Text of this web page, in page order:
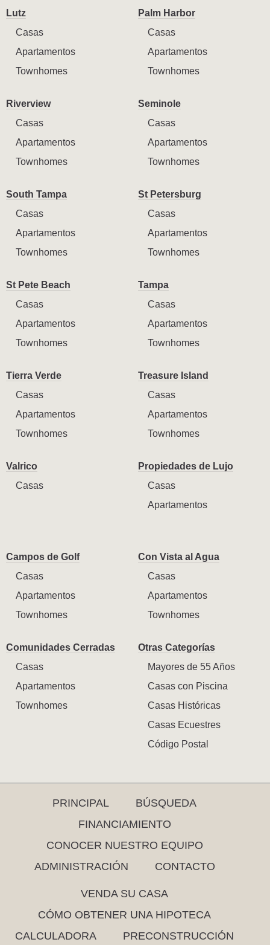
Lutz
Casas
Apartamentos
Townhomes
Palm Harbor
Casas
Apartamentos
Townhomes
Riverview
Casas
Apartamentos
Townhomes
Seminole
Casas
Apartamentos
Townhomes
South Tampa
Casas
Apartamentos
Townhomes
St Petersburg
Casas
Apartamentos
Townhomes
St Pete Beach
Casas
Apartamentos
Townhomes
Tampa
Casas
Apartamentos
Townhomes
Tierra Verde
Casas
Apartamentos
Townhomes
Treasure Island
Casas
Apartamentos
Townhomes
Valrico
Casas
Propiedades de Lujo
Casas
Apartamentos
Campos de Golf
Casas
Apartamentos
Townhomes
Con Vista al Agua
Casas
Apartamentos
Townhomes
Comunidades Cerradas
Casas
Apartamentos
Townhomes
Otras Categorías
Mayores de 55 Años
Casas con Piscina
Casas Históricas
Casas Ecuestres
Código Postal
PRINCIPAL
BÚSQUEDA
FINANCIAMIENTO
CONOCER NUESTRO EQUIPO
ADMINISTRACIÓN
CONTACTO
VENDA SU CASA
CÓMO OBTENER UNA HIPOTECA
CALCULADORA
PRECONSTRUCCIÓN